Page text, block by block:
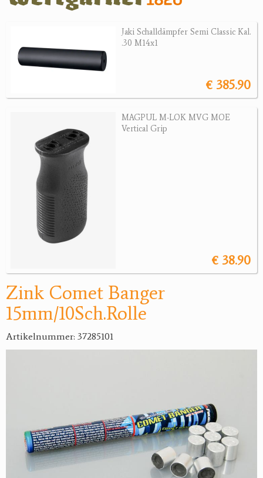
Zubehör
Jagdreviere
Geschenke
Reviereinrichtungen
Jaki Schalldämpfer Semi Classic Kal.
.30 M14x1
€ 385.90
MAGPUL M-LOK MVG MOE
Vertical Grip
€ 38.90
Zink Comet Banger
15mm/10Sch.Rolle
Artikelnummer: 37285101